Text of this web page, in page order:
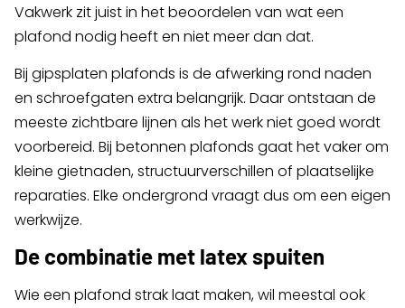
Vakwerk zit juist in het beoordelen van wat een
plafond nodig heeft en niet meer dan dat.
Bij gipsplaten plafonds is de afwerking rond naden
en schroefgaten extra belangrijk. Daar ontstaan de
meeste zichtbare lijnen als het werk niet goed wordt
voorbereid. Bij betonnen plafonds gaat het vaker om
kleine gietnaden, structuurverschillen of plaatselijke
reparaties. Elke ondergrond vraagt dus om een eigen
werkwijze.
De combinatie met latex spuiten
Wie een plafond strak laat maken, wil meestal ook